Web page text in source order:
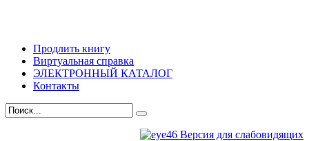
Продлить книгу
Виртуальная справка
ЭЛЕКТРОННЫЙ КАТАЛОГ
Контакты
Версия для слабовидящих